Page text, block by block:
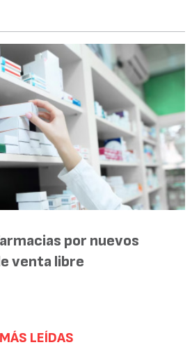
por nuevos
venta libre
MÁS LEÍDAS